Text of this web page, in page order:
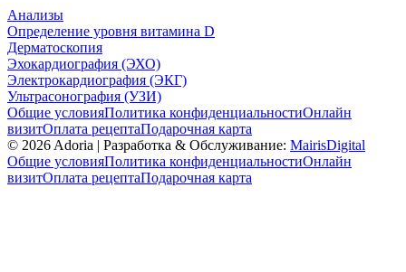
Анализы
Определение уровня витамина D
Дерматоскопия
Эхокардиография (ЭХО)
Электрокардиография (ЭКГ)
Ультрасонография (УЗИ)
Общие условияПолитика конфиденциальностиОнлайн
визитОплата рецептаПодарочная карта
© 2026 Adoria | Разработка & Обслуживание: MairisDigital
Общие условияПолитика конфиденциальностиОнлайн
визитОплата рецептаПодарочная карта